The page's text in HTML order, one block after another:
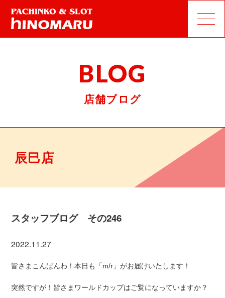
BLOG
店舗ブログ
辰巳店
スタッフブログ その246
2022.11.27
皆さまこんばんわ！本日も「m/r」がお届けいたします！
突然ですが！皆さまワールドカップはご覧になっていますか？